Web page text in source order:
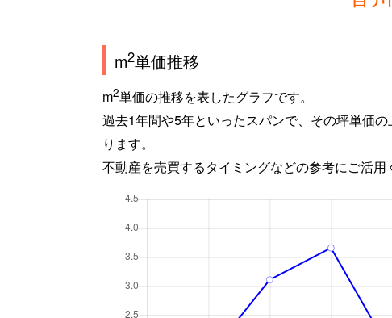
m2単価推移
m2単価の推移を表したグラフです。
過去1年間や5年といったスパンで、その坪単価
ります。
不動産を売買するタイミングなどの参考にご活用